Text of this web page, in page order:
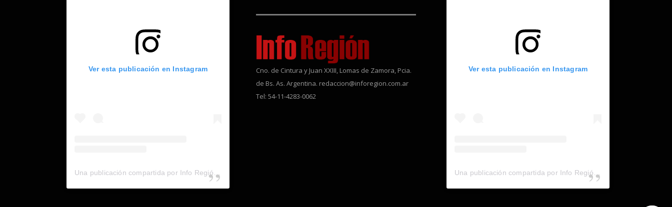
Ver esta publicación en Instagram
Cno. de Cintura y Juan XXIII, Lomas de Zamora, Pcia.
de Bs. As. Argentina. redaccion@inforegion.com.ar
Tel: 54-11-4283-0062
Ver esta publicación en Instagram